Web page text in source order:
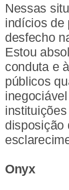
Nessas
indícios de
desfecho
Estou
conduta e
públicos
disposição
Onyx